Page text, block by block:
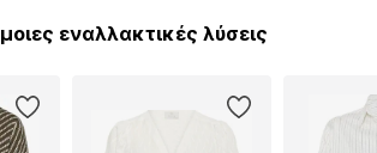
εναλλακτικές λύσεις